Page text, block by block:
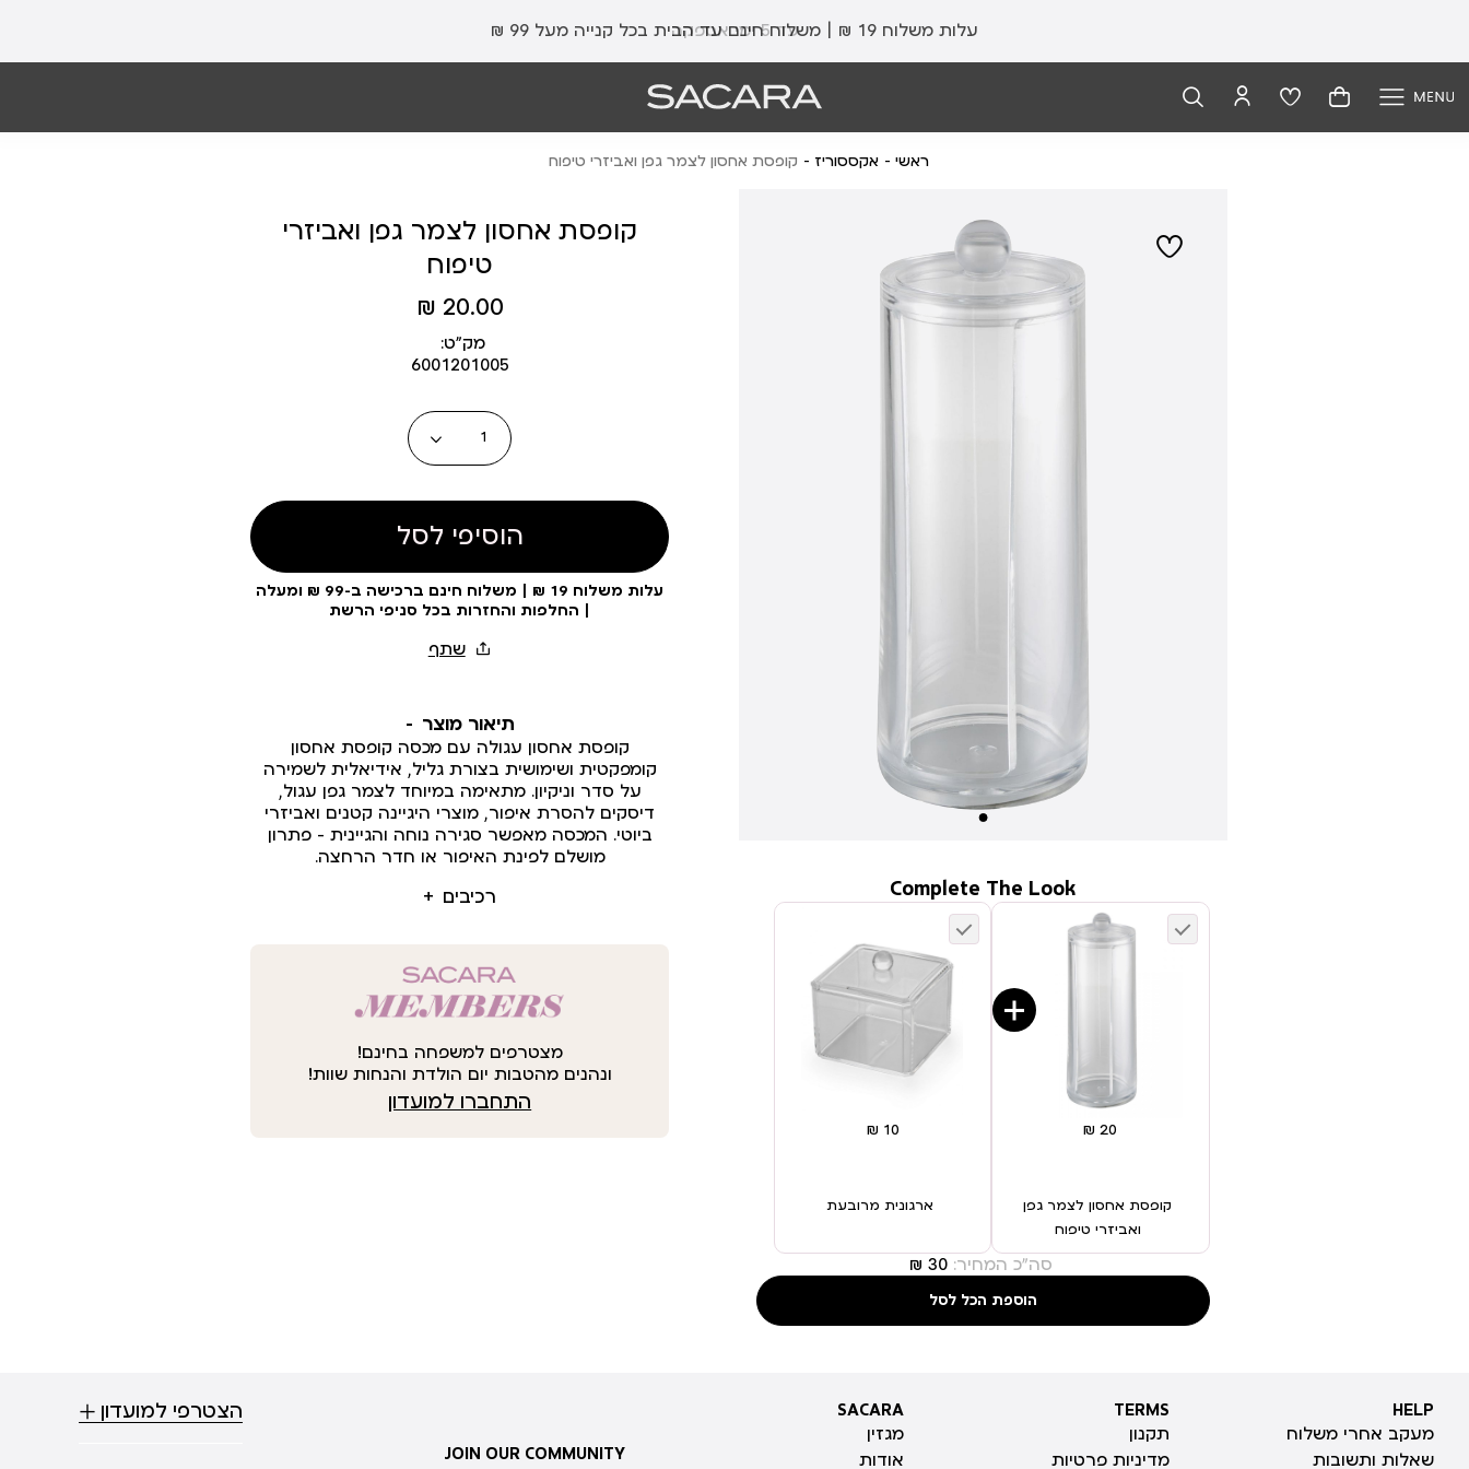
עלות משלוח 19 ₪ | משלוח חינם עד הבית בכל קנייה מעל 99 ₪
ראשי אקססוריז קופסת אחסון לצמר גפן ואביזרי טיפוח
קופסת אחסון לצמר גפן ואביזרי
טיפוח
מחיר
מוצר
20.00 ₪
מק״ט:
6001201005
כמות
הוסיפי לסל
עלות משלוח 19 ₪ | משלוח חינם ברכישה ב-99 ₪ ומעלה
| החלפות והחזרות בכל סניפי הרשת
תיאור מוצר
רכיבים
קופסת אחסון עגולה עם מכסה קופסת אחסון
קומפקטית ושימושית בצורת גליל, אידיאלית לשמירה
על סדר וניקיון. מתאימה במיוחד לצמר גפן עגול,
דיסקים להסרת איפור, מוצרי היגיינה קטנים ואביזרי
ביוטי. המכסה מאפשר סגירה נוחה והגיינית – פתרון
מושלם לפינת האיפור או חדר הרחצה.
מצטרפים למשפחה בחינם!
ונהנים מהטבות יום הולדת והנחות שוות!
התחברו למועדון
קופסת אחסון לצמר גפן
ואביזרי טיפוח
ארגונית מרובעת
Complete The Look
סה"כ המחיר:
הוספת הכל לסל
HELP
HELP
מעקב אחרי משלוח
שאלות ותשובות
TERMS
TERMS
תקנון
מדיניות פרטיות
SACARA
SACARA
מגזין
אודות
JOIN OUR COMMUNITY
הצטרפי למועדון